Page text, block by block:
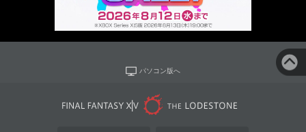
パソコン版へ